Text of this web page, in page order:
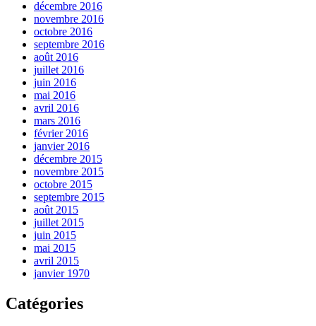
décembre 2016
novembre 2016
octobre 2016
septembre 2016
août 2016
juillet 2016
juin 2016
mai 2016
avril 2016
mars 2016
février 2016
janvier 2016
décembre 2015
novembre 2015
octobre 2015
septembre 2015
août 2015
juillet 2015
juin 2015
mai 2015
avril 2015
janvier 1970
Catégories